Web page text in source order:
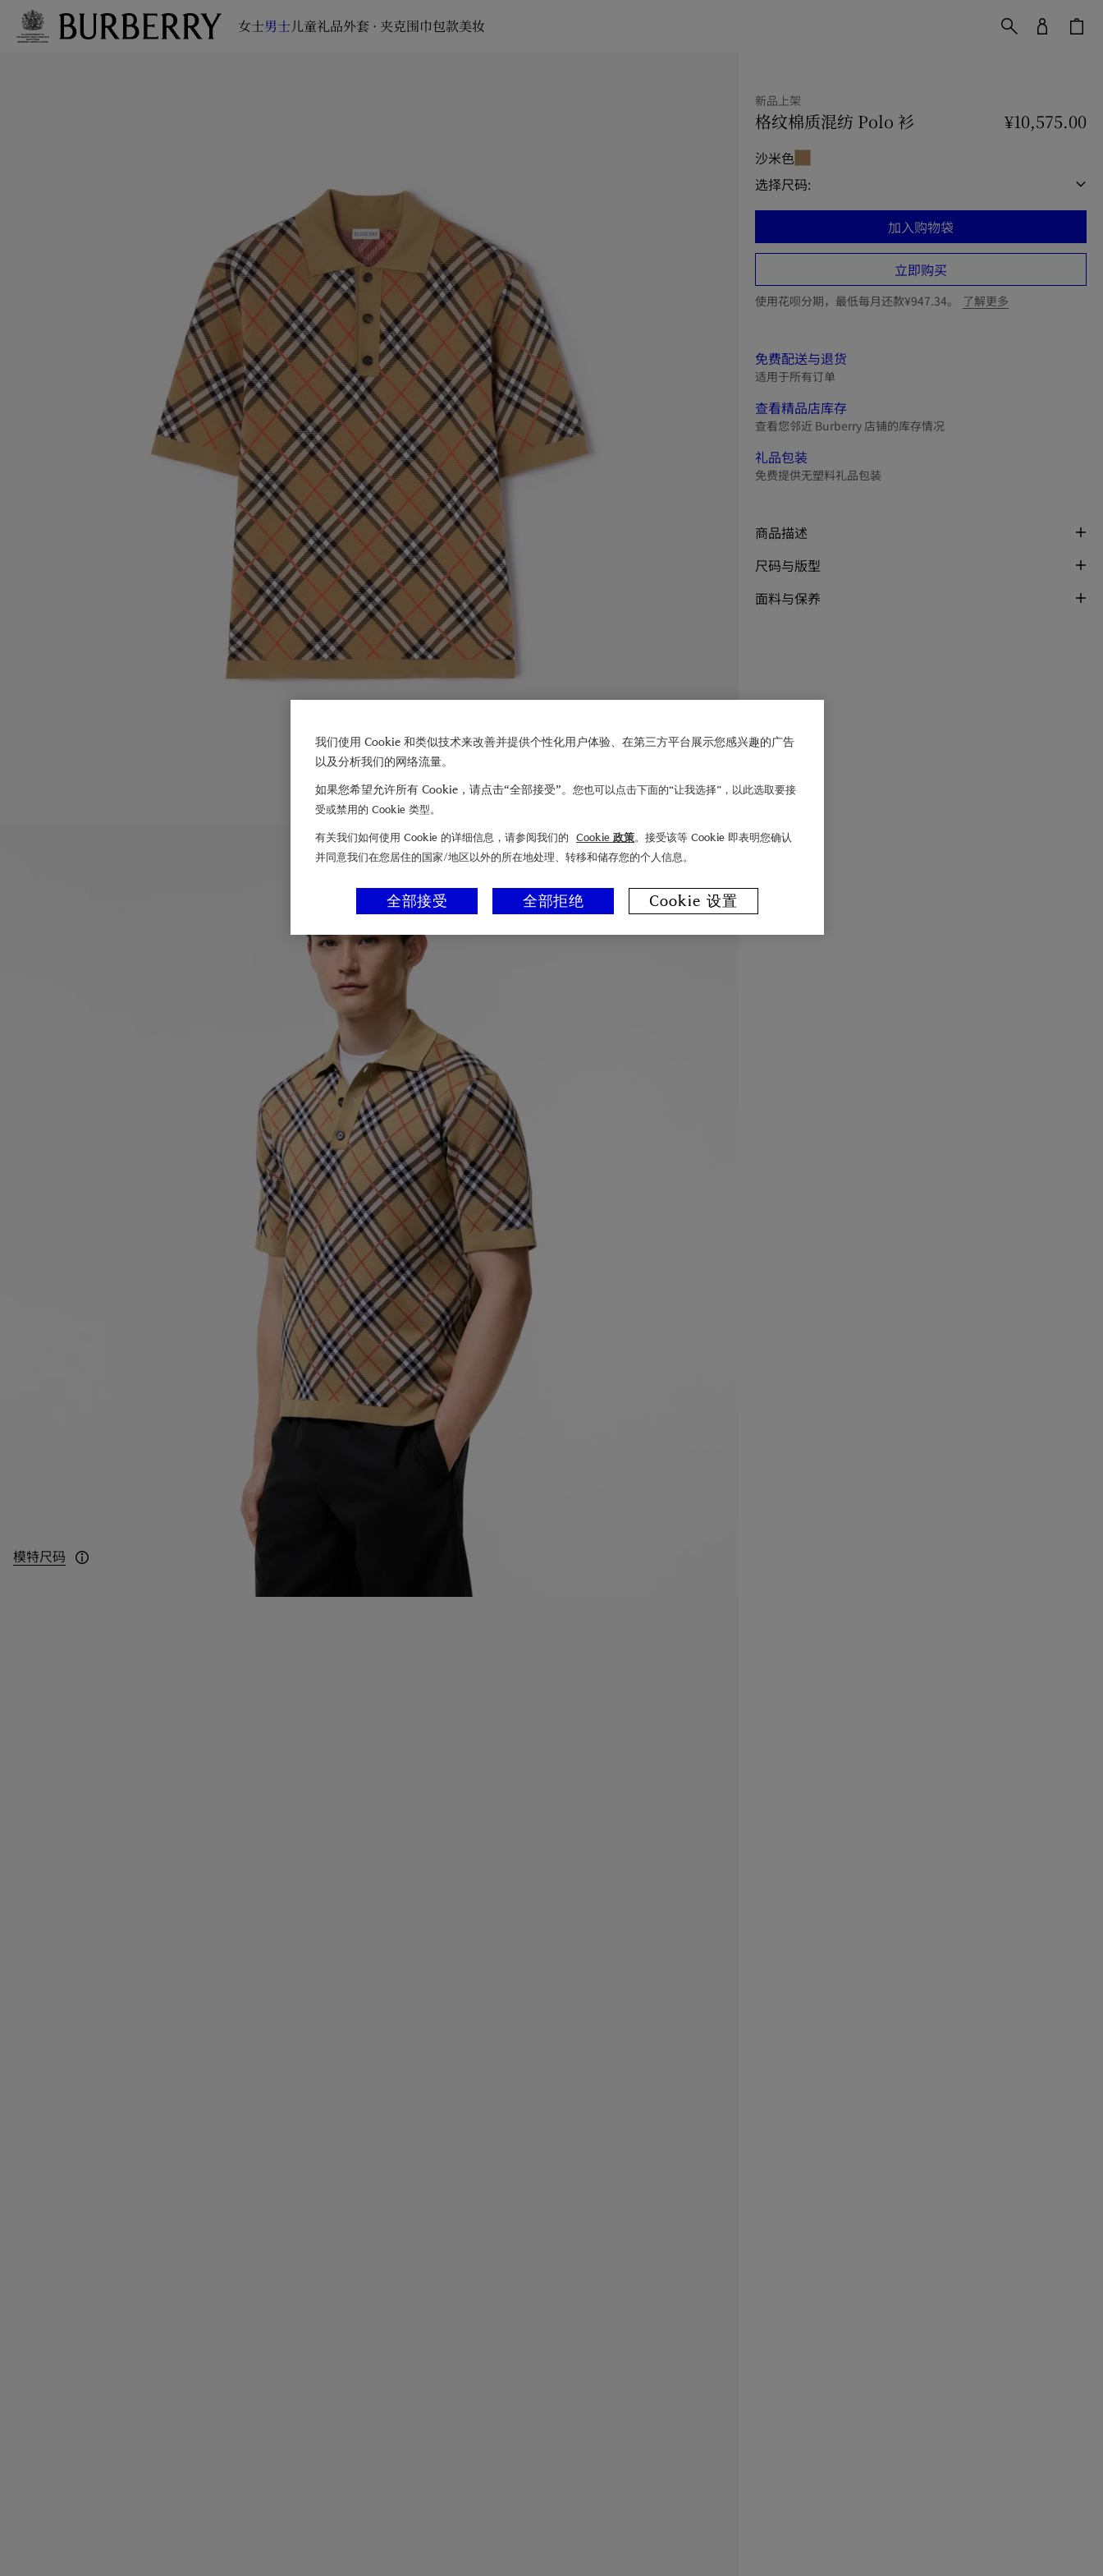
女士男士儿童礼品外套 · 夹克围巾包款美妆
模特尺码
模特身高 184cm，身穿 UK M 码。
新品上架
格纹棉质混纺 Polo 衫 价格 ¥10,575.00新品上架
¥10,575.00
沙米色
选择尺码:
加入购物袋
立即购买
使用花呗分期，最低每月还款¥947.34。 了解更多
免费配送与退货
适用于所有订单
查看精品店库存
查看您邻近 Burberry 店铺的库存情况
礼品包装
免费提供无塑料礼品包装
商品描述
尺码与版型
面料与保养
我们使用 Cookie 和类似技术来改善并提供个性化用户体验、在第三方平台展示您感兴趣的广告
以及分析我们的网络流量。
如果您希望允许所有 Cookie，请点击“全部接受”。 您也可以点击下面的“让我选择”，以此选取要接
受或禁用的 Cookie 类型。
有关我们如何使用 Cookie 的详细信息，请参阅我们的 Cookie 政策。接受该等 Cookie 即表明您确认
并同意我们在您居住的国家/地区以外的所在地处理、转移和储存您的个人信息。
全部拒绝
全部接受 Cookie 设置